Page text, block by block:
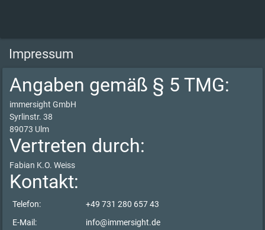
Impressum
Angaben gemäß § 5 TMG:
immersight GmbH
Syrlinstr. 38
89073 Ulm
Vertreten durch:
Fabian K.O. Weiss
Kontakt:
Telefon:
+49 731 280 657 43
E-Mail:
info@immersight.de